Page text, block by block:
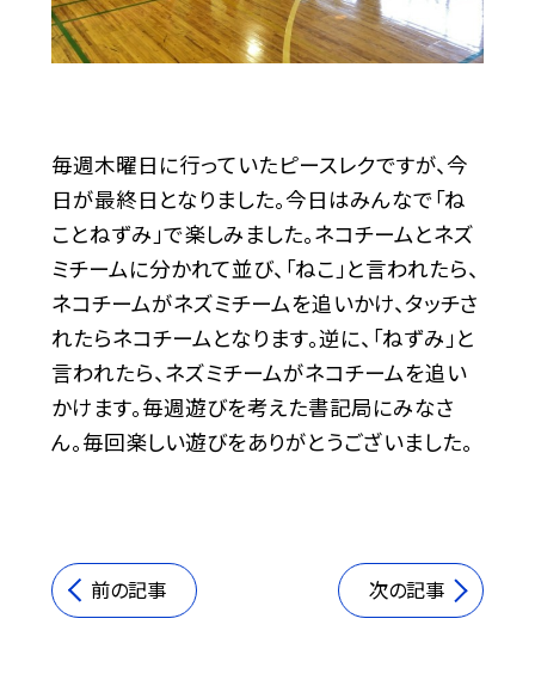
毎週木曜日に行っていたピースレクですが、今
日が最終日となりました。今日はみんなで「ね
ことねずみ」で楽しみました。ネコチームとネズ
ミチームに分かれて並び、「ねこ」と言われたら、
ネコチームがネズミチームを追いかけ、タッチさ
れたらネコチームとなります。逆に、「ねずみ」と
言われたら、ネズミチームがネコチームを追い
かけます。毎週遊びを考えた書記局にみなさ
ん。毎回楽しい遊びをありがとうございました。
前の記事 次の記事